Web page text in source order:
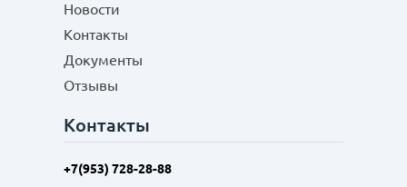
Новости
Контакты
Документы
Отзывы
Контакты
+7(953) 728-28-88